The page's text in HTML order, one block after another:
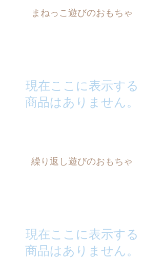
まねっこ遊びのおもちゃ
現在ここに表示する
商品はありません。
繰り返し遊びのおもちゃ
現在ここに表示する
商品はありません。